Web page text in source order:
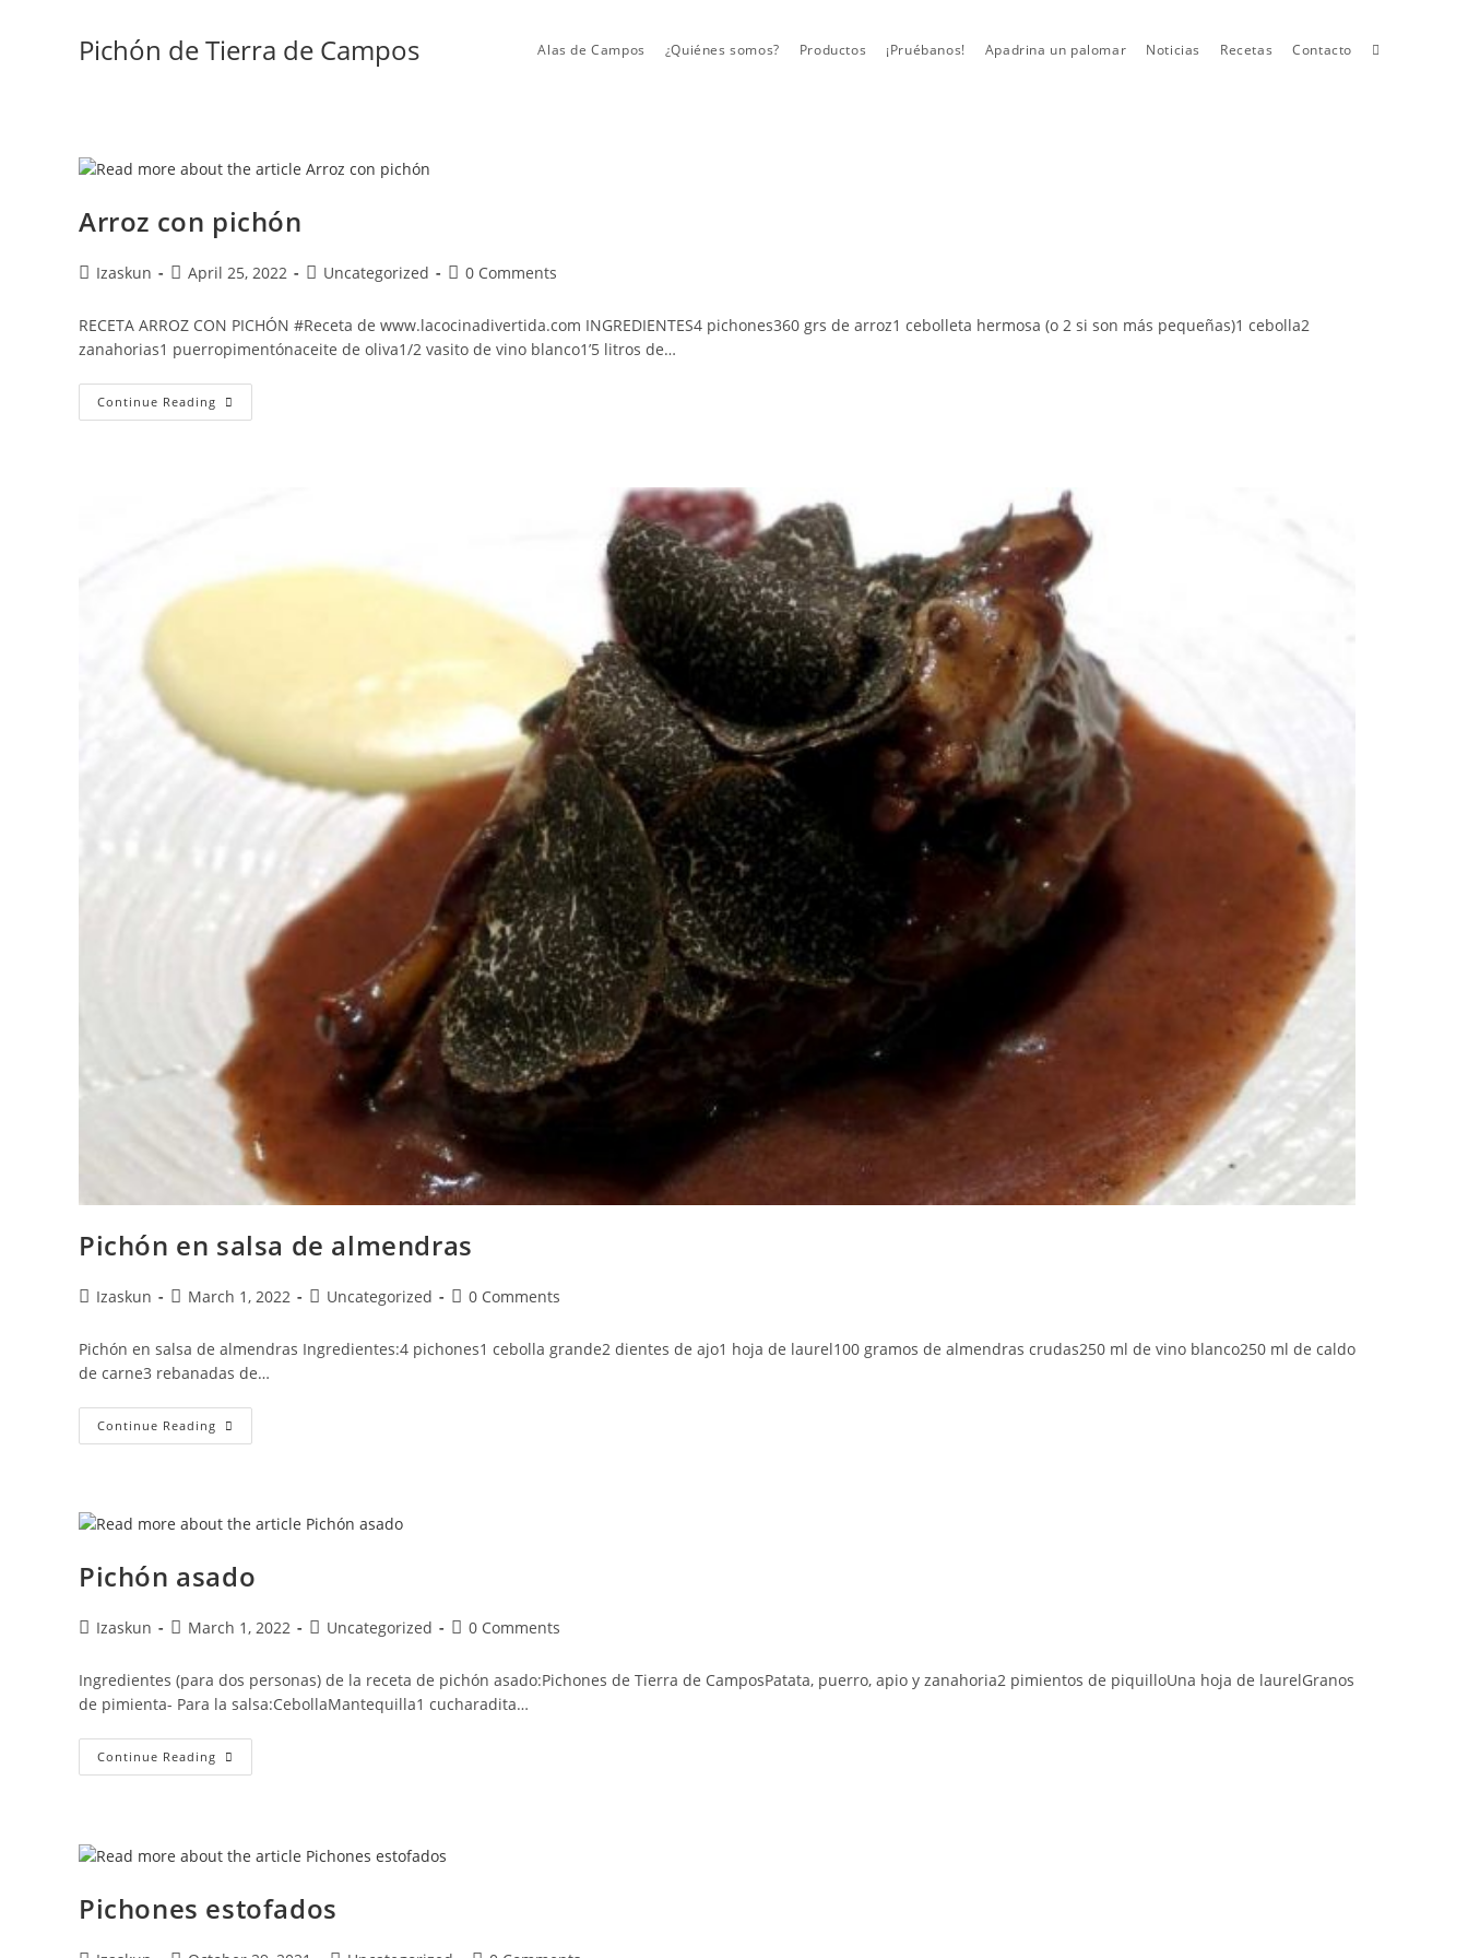
Pichón de Tierra de Campos Alas de Campos ¿Quiénes somos? Productos ¡Pruébanos! Apadrina un palomar Noticias Recetas Contacto Toggle
Arroz con pichón
PostIzaskun
PostApril 25, 2022
PostUncategorized
Post0 Comments
RECETA ARROZ CON PICHÓN #Receta de www.lacocinadivertida.com INGREDIENTES4 pichones360 grs de arroz1 cebolleta hermosa (o 2 si son más pequeñas)1 cebolla2
zanahorias1 puerropimentónaceite de oliva1/2 vasito de vino blanco1’5 litros de…
Continue Reading Arroz
Con
Pichón en salsa de almendras
PostIzaskun
PostMarch 1, 2022
PostUncategorized
Post0 Comments
Pichón en salsa de almendras Ingredientes:4 pichones1 cebolla grande2 dientes de ajo1 hoja de laurel100 gramos de almendras crudas250 ml de vino blanco250 ml de caldo
de carne3 rebanadas de…
Continue Reading Pichón
En
Pichón asado
PostIzaskun
PostMarch 1, 2022
PostUncategorized
Post0 Comments
Ingredientes (para dos personas) de la receta de pichón asado:Pichones de Tierra de CamposPatata, puerro, apio y zanahoria2 pimientos de piquilloUna hoja de laurelGranos
de pimienta- Para la salsa:CebollaMantequilla1 cucharadita…
Continue Reading Pichón
Asado
Pichones estofados